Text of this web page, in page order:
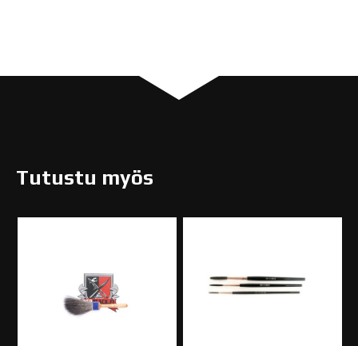
Tutustu myös